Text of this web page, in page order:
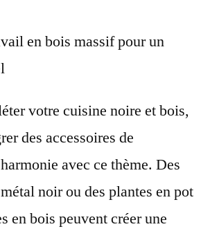
en bois massif pour un
votre cuisine noire et bois,
des accessoires de
avec ce thème. Des
noir ou des plantes en pot
en bois peuvent créer une